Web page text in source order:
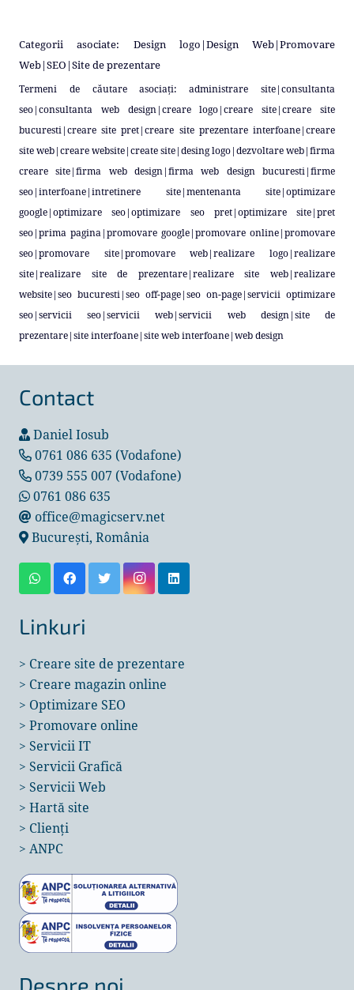
Categorii asociate: Design logo |Design Web|Promovare
Web|SEO |Site de prezentare
Termeni de căutare asociați:administrare site|consultanta
seo|consultanta web design|creare logo|creare site|creare site
bucuresti|creare site pret|creare site prezentare interfoane|creare
site web|creare website|create site|desing logo|dezvoltare web|firma
creare site|firma web design|firma web design bucuresti|firme
seo|interfoane|intretinere site|mentenanta site|optimizare
google|optimizare seo|optimizare seo pret|optimizare site|pret
seo|prima pagina|promovare google|promovare online|promovare
seo|promovare site|promovare web|realizare logo|realizare
site|realizare site de prezentare|realizare site web|realizare
website|seo bucuresti|seo off-page|seo on-page|servicii optimizare
seo|servicii seo|servicii web|servicii web design|site de
prezentare|site interfoane|site web interfoane|web design
Contact
Daniel Iosub
0761 086 635 (Vodafone)
0739 555 007 (Vodafone)
0761 086 635
office@magicserv.net
București, România
Linkuri
> Creare site de prezentare
> Creare magazin online
> Optimizare SEO
> Promovare online
> Servicii IT
> Servicii Grafică
> Servicii Web
> Hartă site
> Clienți
> ANPC
Despre noi